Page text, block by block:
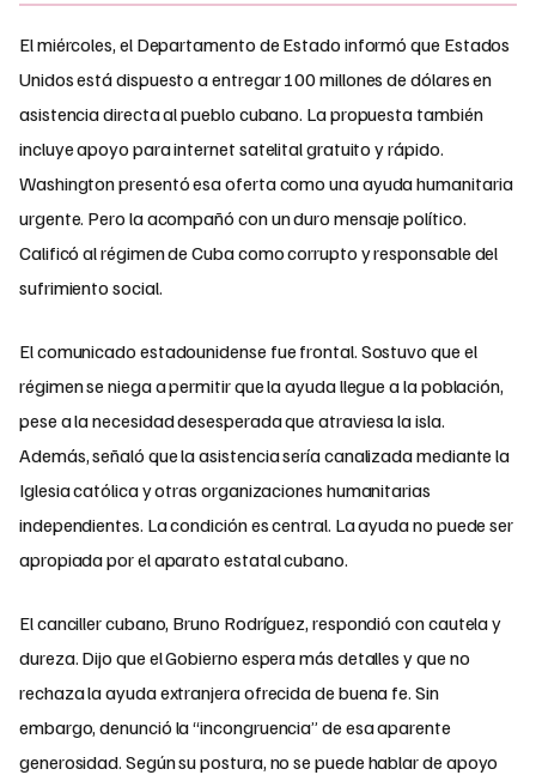
El miércoles, el Departamento de Estado informó que Estados
Unidos está dispuesto a entregar 100 millones de dólares en
asistencia directa al pueblo cubano. La propuesta también
incluye apoyo para internet satelital gratuito y rápido.
Washington presentó esa oferta como una ayuda humanitaria
urgente. Pero la acompañó con un duro mensaje político.
Calificó al régimen de Cuba como corrupto y responsable del
sufrimiento social.
El comunicado estadounidense fue frontal. Sostuvo que el
régimen se niega a permitir que la ayuda llegue a la población,
pese a la necesidad desesperada que atraviesa la isla.
Además, señaló que la asistencia sería canalizada mediante la
Iglesia católica y otras organizaciones humanitarias
independientes. La condición es central. La ayuda no puede ser
apropiada por el aparato estatal cubano.
El canciller cubano, Bruno Rodríguez, respondió con cautela y
dureza. Dijo que el Gobierno espera más detalles y que no
rechaza la ayuda extranjera ofrecida de buena fe. Sin
embargo, denunció la “incongruencia” de esa aparente
generosidad. Según su postura, no se puede hablar de apoyo